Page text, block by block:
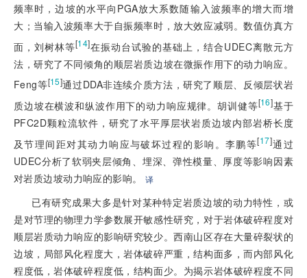
频率时，边坡的水平向PGA放大系数随输入波频率的增大而增
大；当输入波频率大于自振频率时，放大效应减弱。数值仿真方
面，刘树林等[14]在振动台试验的基础上，结合UDEC离散元方
法，研究了不同倾角的顺层岩质边坡在微振作用下的动力响应。
Feng等[15]通过DDA非连续介质方法，研究了顺层、反倾层状岩
质边坡在横波和纵波作用下的动力响应规律。胡训健等[16]基于
PFC2D颗粒流软件，研究了水平厚层状岩质边坡内部岩桥长度
及节理间距对其动力响应与破坏过程的影响。李鹏等[17]通过
UDEC分析了软弱夹层倾角、埋深、弹性模量、厚度等影响因素
对岩质边坡动力响应的影响。 译
已有研究成果大多是针对某种特定岩质边坡的动力特性，或
是对节理的物理力学参数展开敏感性研究，对于岩体破碎程度对
顺层岩质动力响应的影响研究较少。西南山区存在大量碎裂状的
边坡，局部风化程度大，岩体破碎严重，结构面多，而内部风化
程度低，岩体破碎程度低，结构面少。为揭示岩体破碎程度不同